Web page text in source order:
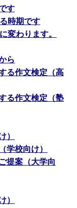
す
時期です
変わります。
ら
る作文検定（高
る作文検定（塾
）
学校向け）
提案（大学向
）